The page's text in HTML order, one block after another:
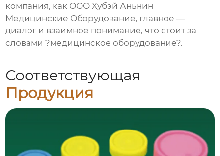
компания, как ООО Хубэй Аньнин
Медицинские Оборудование, главное —
диалог и взаимное понимание, что стоит за
словами ?медицинское оборудование?.
Соответствующая
Продукция